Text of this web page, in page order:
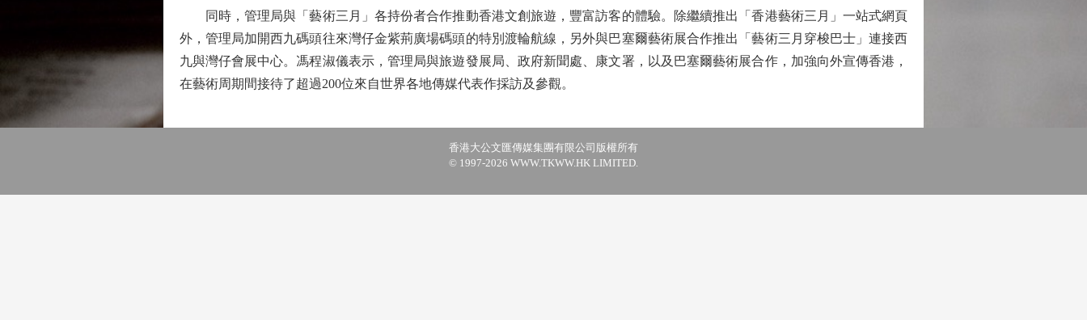
同時，管理局與「藝術三月」各持份者合作推動香港文創旅遊，豐富訪客的體驗。除繼續推出「香港藝術三月」一站式網頁
外，管理局加開西九碼頭往來灣仔金紫荊廣場碼頭的特別渡輪航線，另外與巴塞爾藝術展合作推出「藝術三月穿梭巴士」連接西
九與灣仔會展中心。馮程淑儀表示，管理局與旅遊發展局、政府新聞處、康文署，以及巴塞爾藝術展合作，加強向外宣傳香港，
在藝術周期間接待了超過200位來自世界各地傳媒代表作採訪及參觀。
香港大公文匯傳媒集團有限公司版權所有
© 1997-2026 WWW.TKWW.HK LIMITED.